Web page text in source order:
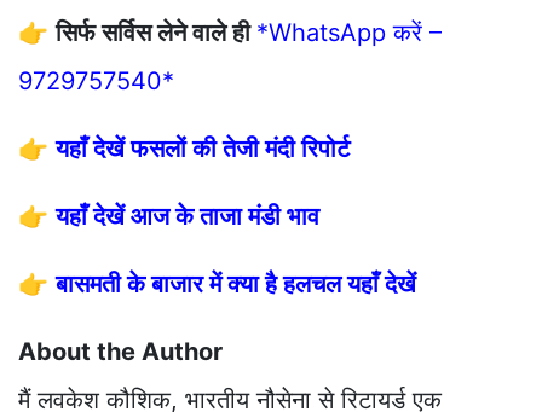
👉सिर्फ सर्विस लेने वाले ही *WhatsApp करें –
9729757540*
👉यहाँ देखें फसलों की तेजी मंदी रिपोर्ट
👉यहाँ देखें आज के ताजा मंडी भाव
👉बासमती के बाजार में क्या है हलचल यहाँ देखें
About the Author
मैं लवकेश कौशिक, भारतीय नौसेना से रिटायर्ड एक